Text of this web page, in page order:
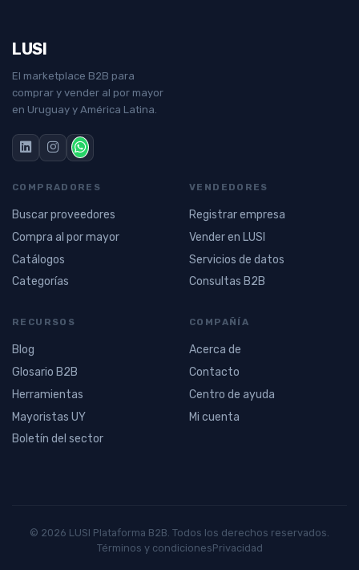
LUSI
El marketplace B2B para
comprar y vender al por mayor
en Uruguay y América Latina.
COMPRADORES
Buscar proveedores
Compra al por mayor
Catálogos
Categorías
VENDEDORES
Registrar empresa
Vender en LUSI
Servicios de datos
Consultas B2B
RECURSOS
Blog
Glosario B2B
Herramientas
Mayoristas UY
Boletín del sector
COMPAÑÍA
Acerca de
Contacto
Centro de ayuda
Mi cuenta
© 2026 LUSI Plataforma B2B. Todos los derechos reservados.
Términos y condicionesPrivacidad